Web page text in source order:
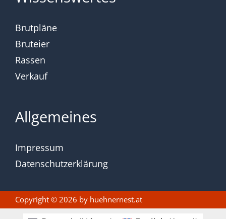
Brutpläne
Bruteier
Rassen
Verkauf
Allgemeines
Impressum
Datenschutzerklärung
Copyright © 2026 by huehnernest.at